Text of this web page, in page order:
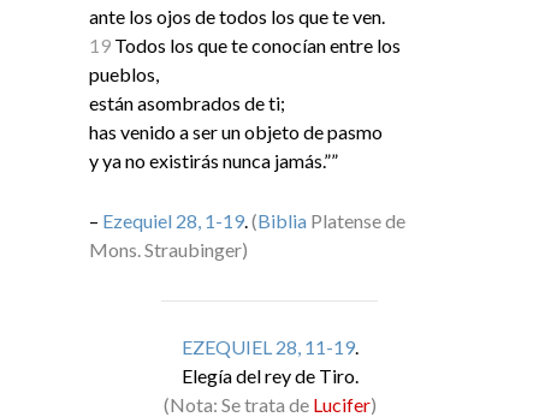
ante los ojos de todos los que te ven.
19 Todos los que te conocían entre los
pueblos,
están asombrados de ti;
has venido a ser un objeto de pasmo
y ya no existirás nunca jamás.””
– Ezequiel 28, 1-19.(Biblia Platense de
Mons. Straubinger)
EZEQUIEL 28, 11-19.
Elegía del rey de Tiro.
(Nota: Se trata de Lucifer)